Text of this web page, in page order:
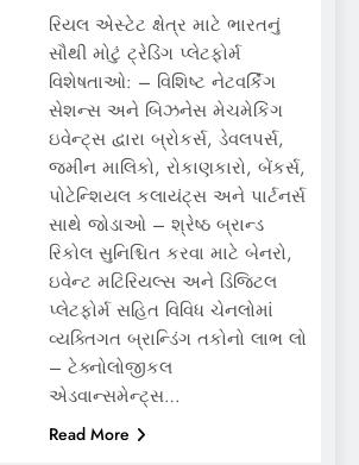
રિયલ એસ્ટેટ ક્ષેત્ર માટે ભારતનું
સૌથી મોટું ટ્રેડિંગ પ્લેટફોર્મ
વિશેષતાઓ: – વિશિષ્ટ નેટવર્કિંગ
સેશન્સ અને બિઝનેસ મેચમેકિંગ
ઇવેન્ટ્સ દ્વારા બ્રોકર્સ, ડેવલપર્સ,
જમીન માલિકો, રોકાણકારો, બેંકર્સ,
પોટેન્શિયલ કલાયંટ્સ અને પાર્ટનર્સ
સાથે જોડાઓ – શ્રેષ્ઠ બ્રાન્ડ
રિકોલ સુનિશ્ચિત કરવા માટે બેનરો,
ઇવેન્ટ મટિરિયલ્સ અને ડિજિટલ
પ્લેટફોર્મ સહિત વિવિધ ચેનલોમાં
વ્યક્તિગત બ્રાન્ડિંગ તકોનો લાભ લો
– ટેક્નોલોજીકલ
એડવાન્સમેન્ટ્સ…
Read More